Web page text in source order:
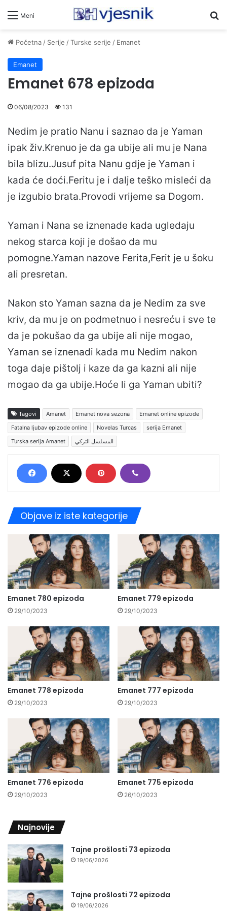
Meni
Početna/ Serije /Turske serije / Emanet
Emanet
Emanet 678 epizoda
06/08/2023 131
Nedim je pratio Nanu i saznao da je Yaman
ipak živ.Krenuo je da ga ubije ali mu je Nana
bila blizu.Jusuf pita Nanu gdje je Yaman i
kada će doći.Feritu je i dalje teško misleći da
je izgubio brata.Provodi vrijeme sa Dogom.
Yaman i Nana se iznenade kada ugledaju
nekog starca koji je došao da mu
pomogne.Yaman nazove Ferita,Ferit je u šoku
ali presretan.
Nakon sto Yaman sazna da je Nedim za sve
kriv, da mu je on podmetnuo i nesreću i sve te
da je pokušao da ga ubije ali nije mogao,
Yaman se iznenadi kada mu Nedim nakon
toga daje pištolj i kaze da ga kazni ali nije
mogao da ga ubije.Hoće li ga Yaman ubiti?
Tagovi Amanet Emanet nova sezona
Emanet online epizode
Fatalna ljubav epizode online
Novelas Turcas
serija Emanet
Turska serija Amanet
المسلسل التركي
Objave iz iste kategorije
Emanet 780 epizoda
29/10/2023
Emanet 779 epizoda
29/10/2023
Emanet 778 epizoda
29/10/2023
Emanet 777 epizoda
29/10/2023
Emanet 776 epizoda
29/10/2023
Emanet 775 epizoda
26/10/2023
Najnovije
Tajne prošlosti 73 epizoda
19/06/2026
Tajne prošlosti 72 epizoda
19/06/2026